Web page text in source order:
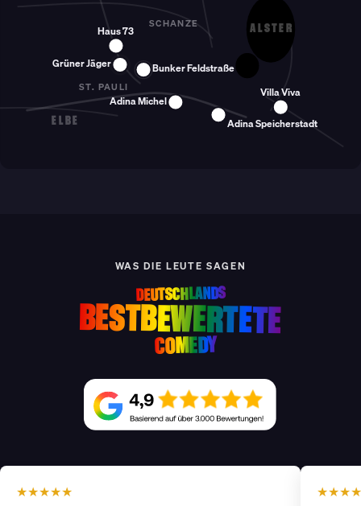
ELBE
ALSTER
SCHANZE
ST. PAULI
Haus 73
Grüner Jäger Bunker Feldstraße
Adina Michel
Adina Speicherstadt
Villa Viva
WAS DIE LEUTE SAGEN
DEUTSCHLANDS
BESTBEWERTETE
COMEDY
★★★★★